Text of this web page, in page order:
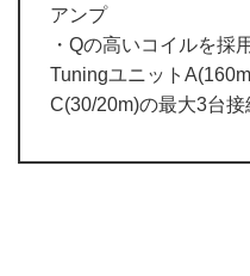
アンプ
・Qの高いコイルを採
Tuningユニット
C(30/20m)の最大3台接